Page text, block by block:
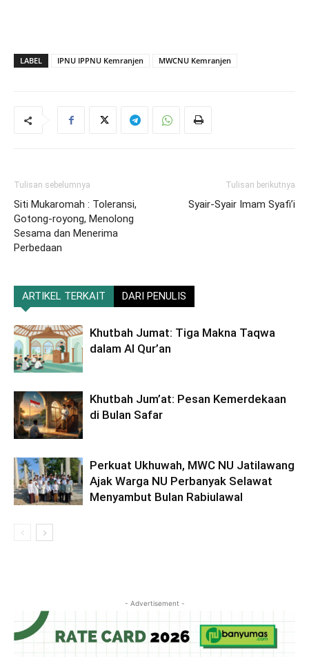
LABEL IPNU IPPNU Kemranjen MWCNU Kemranjen
Tulisan sebelumnya
Siti Mukaromah : Toleransi,
Gotong-royong, Menolong
Sesama dan Menerima
Perbedaan
Tulisan berikutnya
Syair-Syair Imam Syafi’i
ARTIKEL TERKAIT DARI PENULIS
Khutbah Jumat: Tiga Makna Taqwa
dalam Al Qur’an
Khutbah Jum’at: Pesan Kemerdekaan
di Bulan Safar
Perkuat Ukhuwah, MWC NU Jatilawang
Ajak Warga NU Perbanyak Selawat
Menyambut Bulan Rabiulawal
- Advertisement -